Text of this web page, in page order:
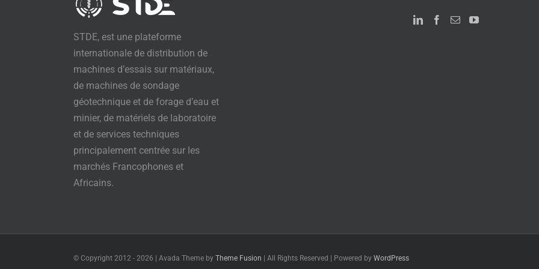
STDE, est une plateforme
internationale de distribution de
machines d’essais sur matériaux,
de machines de sondage
géotechnique et de forage d’eau et
minier, de matériels de laboratoire
et de services techniques
principalement centrée sur les
marchés Francophones et
Africains.
© Copyright 2012 - 2026 | Avada Theme by Theme Fusion | All Rights Reserved | Powered by WordPress